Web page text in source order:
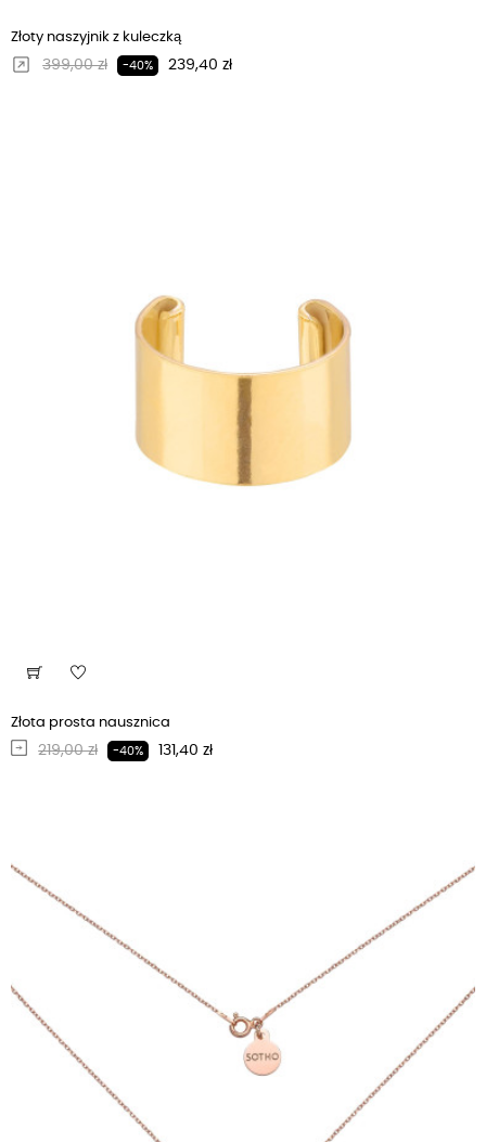
Złoty naszyjnik z kuleczką
Regularna cena
399,00 zł -40% Cena
239,40 zł
Złota prosta nausznica
Regularna cena
219,00 zł -40% Cena
131,40 zł